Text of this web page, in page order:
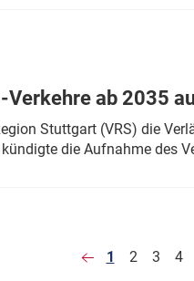
Verkehre ab 2035
Stuttgart (VRS) die
die Aufnahme des
1 2 3 4